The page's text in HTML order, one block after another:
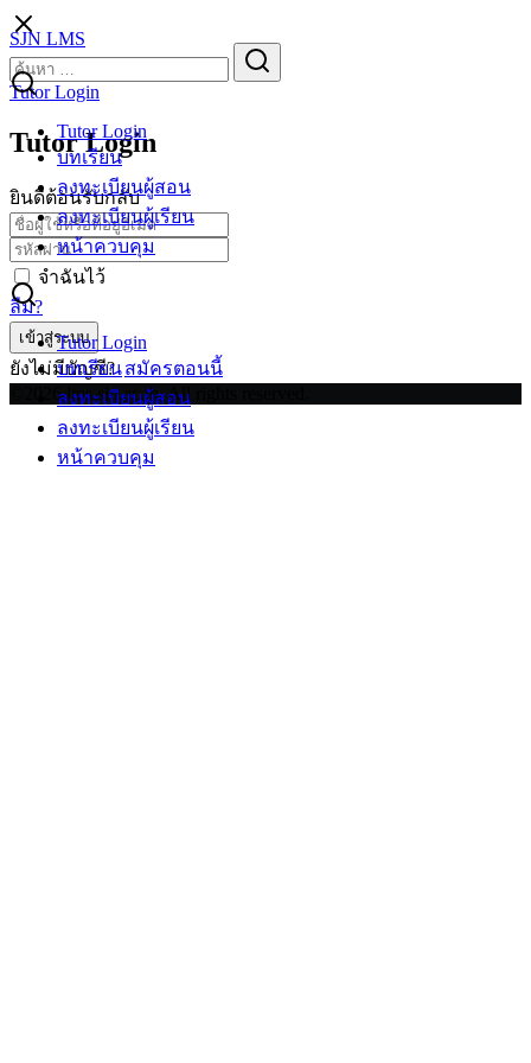
Skip
to
content
SJN LMS
Tutor Login
บทเรียน
ลงทะเบียนผู้สอน
ลงทะเบียนผู้เรียน
หน้าควบคุม
Tutor Login
บทเรียน
ลงทะเบียนผู้สอน
ลงทะเบียนผู้เรียน
หน้าควบคุม
Search
for:
Tutor Login
Tutor Login
ยินดีต้อนรับกลับ
จำฉันไว้
ลืม?
เข้าสู่ระบบ
ยังไม่มีบัญชี?สมัครตอนนี้
©2026 lms.sjn.ac.th. All rights reserved.